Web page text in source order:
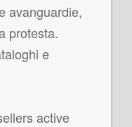
avanguardie,
protesta.
e
active